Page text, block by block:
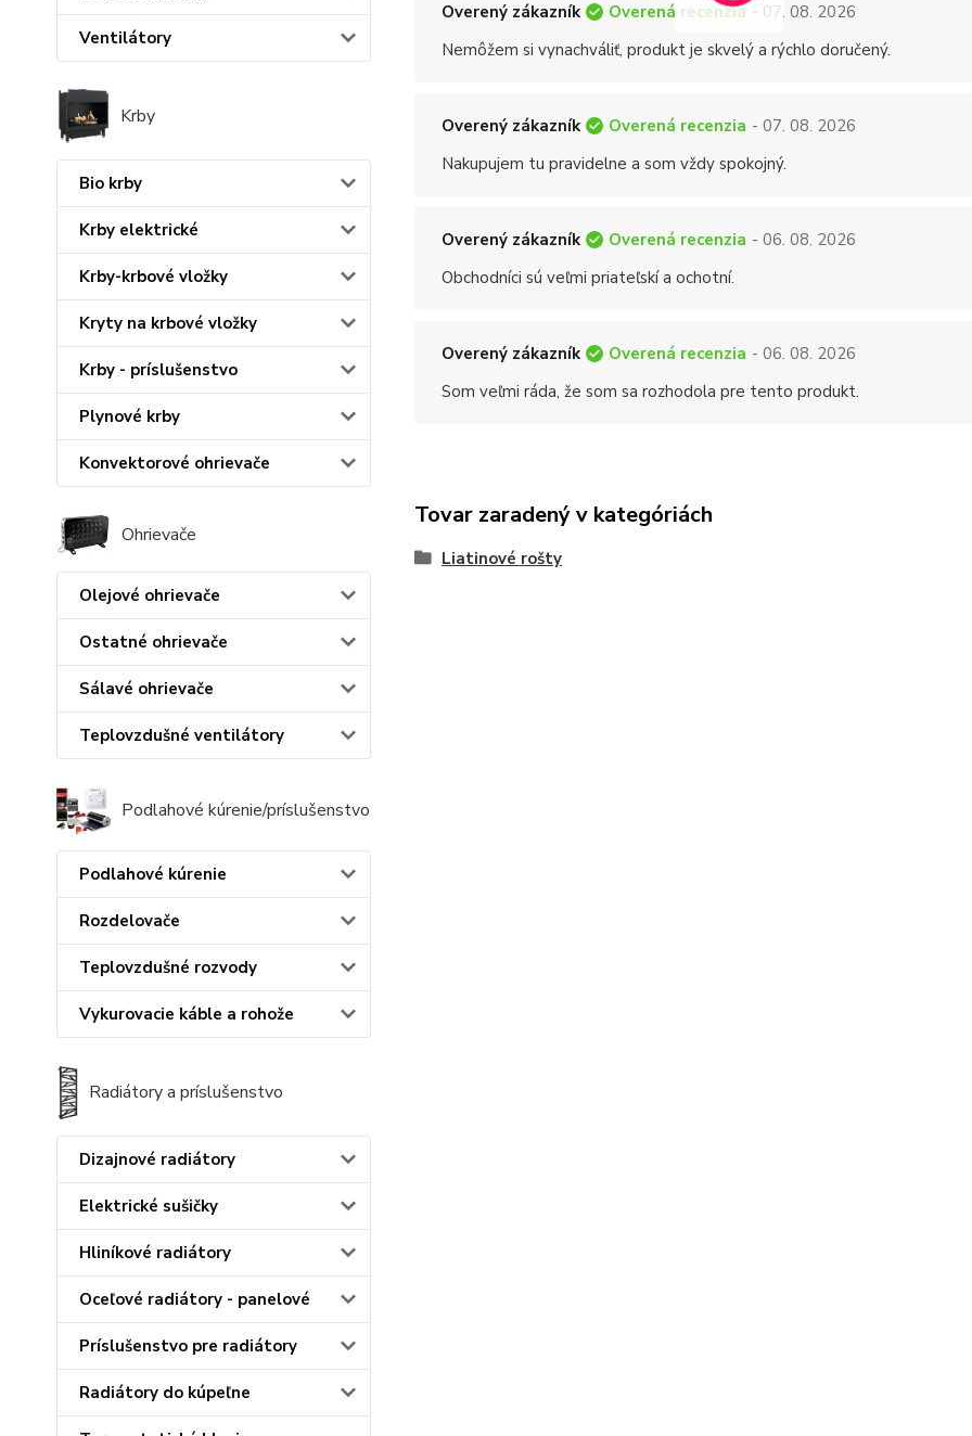
Ventilátory
Krby
Bio krby
Krby elektrické
Krby-krbové vložky
Kryty na krbové vložky
Krby - príslušenstvo
Plynové krby
Konvektorové ohrievače
Ohrievače
Olejové ohrievače
Ostatné ohrievače
Sálavé ohrievače
Teplovzdušné ventilátory
Podlahové kúrenie/príslušenstvo
Podlahové kúrenie
Rozdelovače
Teplovzdušné rozvody
Vykurovacie káble a rohože
Radiátory a príslušenstvo
Dizajnové radiátory
Elektrické sušičky
Hliníkové radiátory
Oceľové radiátory - panelové
Príslušenstvo pre radiátory
Radiátory do kúpeľne
Overený zákazník Overená recenzia - 07. 08. 2026
Nemôžem si vynachváliť, produkt je skvelý a rýchlo doručený.
Overený zákazník Overená recenzia - 07. 08. 2026
Nakupujem tu pravidelne a som vždy spokojný.
Overený zákazník Overená recenzia - 06. 08. 2026
Obchodníci sú veľmi priateľskí a ochotní.
Overený zákazník Overená recenzia - 06. 08. 2026
Som veľmi ráda, že som sa rozhodola pre tento produkt.
Tovar zaradený v kategóriách
Liatinové rošty